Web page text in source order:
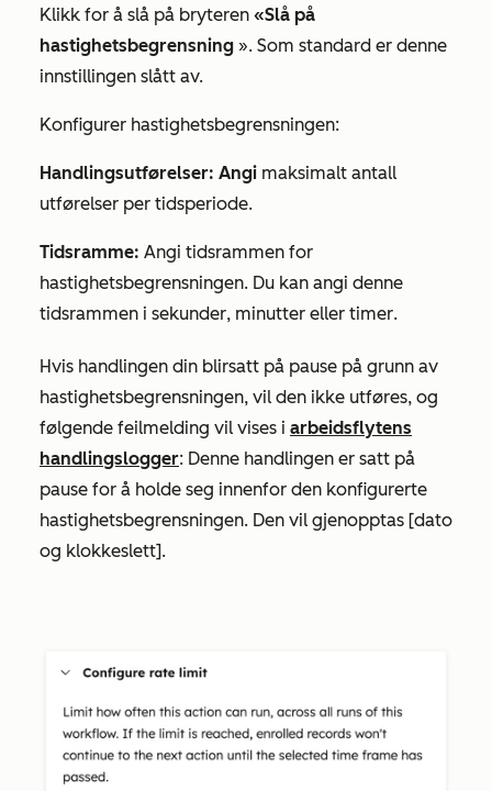
Klikk for å slå på bryteren «Slå på
hastighetsbegrensning ». Som standard er denne
innstillingen slått av.
Konfigurer hastighetsbegrensningen:
Handlingsutførelser: Angi maksimalt antall
utførelser per tidsperiode.
Tidsramme: Angi tidsrammen for
hastighetsbegrensningen. Du kan angi denne
tidsrammen i sekunder, minutter eller timer.
Hvis handlingen din blirsatt på pause på grunn av
hastighetsbegrensningen, vil den ikke utføres, og
følgende feilmelding vil vises i arbeidsflytens
handlingslogger: Denne handlingen er satt på
pause for å holde seg innenfor den konfigurerte
hastighetsbegrensningen. Den vil gjenopptas [dato
og klokkeslett].